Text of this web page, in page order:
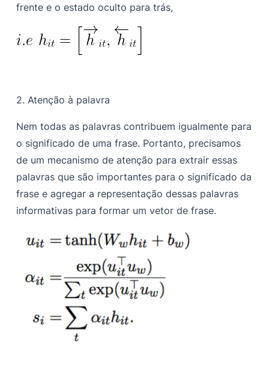
frente e o estado oculto para trás,
2. Atenção à palavra
Nem todas as palavras contribuem igualmente para
o significado de uma frase. Portanto, precisamos
de um mecanismo de atenção para extrair essas
palavras que são importantes para o significado da
frase e agregar a representação dessas palavras
informativas para formar um vetor de frase.